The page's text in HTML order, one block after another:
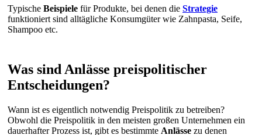
Typische Beispiele für Produkte, bei denen die Strategie
funktioniert sind alltägliche Konsumgüter wie Zahnpasta, Seife,
Shampoo etc.
Was sind Anlässe preispolitischer
Entscheidungen?
Wann ist es eigentlich notwendig Preispolitik zu betreiben?
Obwohl die Preispolitik in den meisten großen Unternehmen ein
dauerhafter Prozess ist, gibt es bestimmte Anlässe zu denen